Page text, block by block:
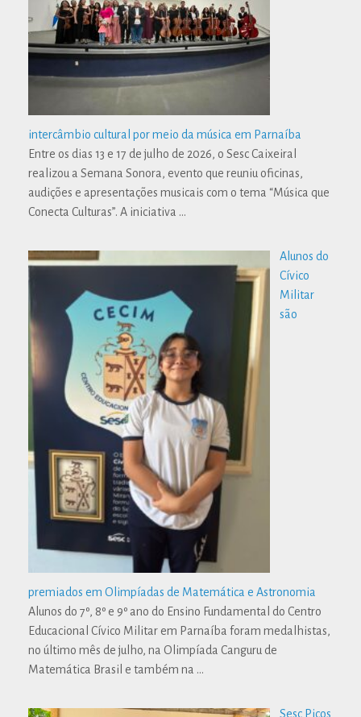
intercâmbio cultural por meio da música em Parnaíba
Entre os dias 13 e 17 de julho de 2026, o Sesc Caixeiral
realizou a Semana Sonora, evento que reuniu oficinas,
audições e apresentações musicais com o tema “Música que
Conecta Culturas”. A iniciativa …
Alunos do
Cívico
Militar
são
premiados em Olimpíadas de Matemática e Astronomia
Alunos do 7º, 8º e 9º ano do Ensino Fundamental do Centro
Educacional Cívico Militar em Parnaíba foram medalhistas,
no último mês de julho, na Olimpíada Canguru de
Matemática Brasil e também na …
Sesc Picos